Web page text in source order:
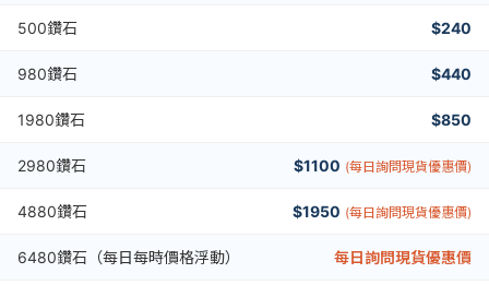
500鑽石 $240
980鑽石 $440
1980鑽石 $850
2980鑽石 $1100 (每日詢問現貨優惠價)
4880鑽石 $1950 (每日詢問現貨優惠價)
6480鑽石（每日每時價格浮動） 每日詢問現貨優惠價